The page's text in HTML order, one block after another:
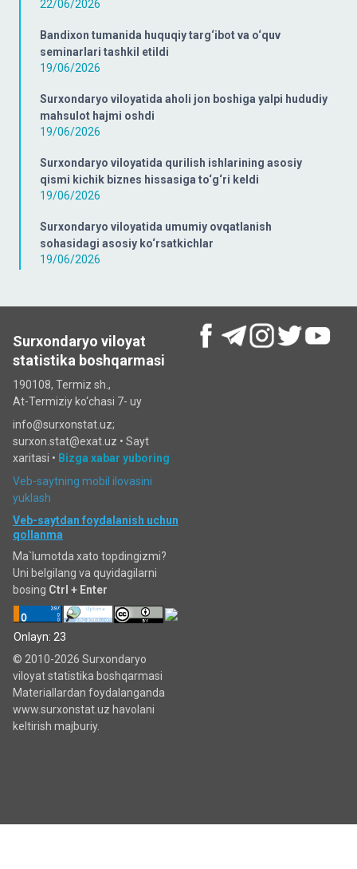
22/06/2026
Bandixon tumanida huquqiy targ‘ibot va o‘quv
seminarlari tashkil etildi
19/06/2026
Surxondaryo viloyatida aholi jon boshiga yalpi hududiy
mahsulot hajmi oshdi
19/06/2026
Surxondaryo viloyatida qurilish ishlarining asosiy
qismi kichik biznes hissasiga to‘g‘ri keldi
19/06/2026
Surxondaryo viloyatida umumiy ovqatlanish
sohasidagi asosiy ko‘rsatkichlar
19/06/2026
Surxondaryo viloyat
statistika boshqarmasi
190108, Termiz sh.,
At-Termiziy ko‘chasi 7- uy
info@surxonstat.uz;
surxon.stat@exat.uz • Sayt
xaritasi • Bizga xabar yuboring
Veb-saytning mobil ilovasini
yuklash
Veb-saytdan foydalanish uchun
qollanma
Ma`lumotda xato topdingizmi?
Uni belgilang va quyidagilarni
bosing Ctrl + Enter
Onlayn: 23
© 2010-2026 Surxondaryo
viloyat statistika boshqarmasi
Materiallardan foydalanganda
www.surxonstat.uz havolani
keltirish majburiy.